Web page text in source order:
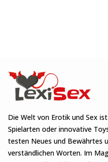
Die Welt von Erotik und Sex
Spielarten oder innovative
testen Neues und Bewährtes
verständlichen Worten. Im